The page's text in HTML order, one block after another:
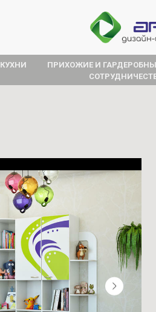
КУХНИ ПРИХОЖИЕ И